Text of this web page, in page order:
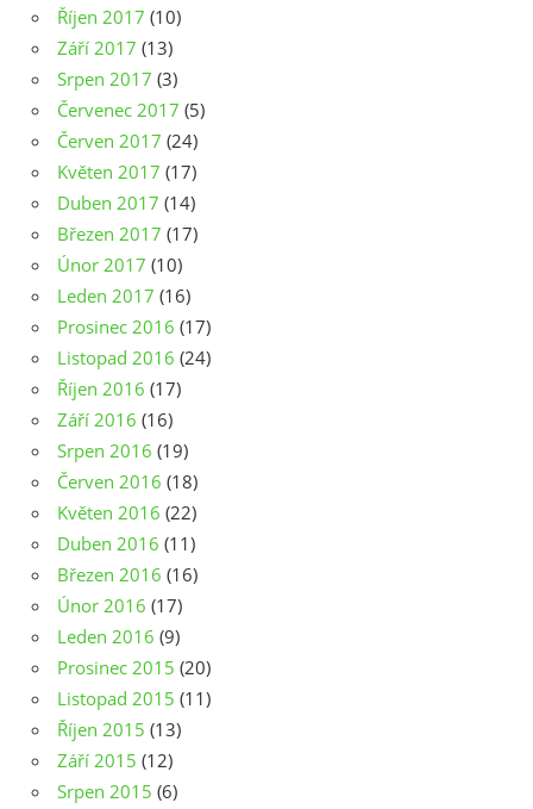
Říjen 2017 (10)
Září 2017 (13)
Srpen 2017 (3)
Červenec 2017 (5)
Červen 2017 (24)
Květen 2017 (17)
Duben 2017 (14)
Březen 2017 (17)
Únor 2017 (10)
Leden 2017 (16)
Prosinec 2016 (17)
Listopad 2016 (24)
Říjen 2016 (17)
Září 2016 (16)
Srpen 2016 (19)
Červen 2016 (18)
Květen 2016 (22)
Duben 2016 (11)
Březen 2016 (16)
Únor 2016 (17)
Leden 2016 (9)
Prosinec 2015 (20)
Listopad 2015 (11)
Říjen 2015 (13)
Září 2015 (12)
Srpen 2015 (6)